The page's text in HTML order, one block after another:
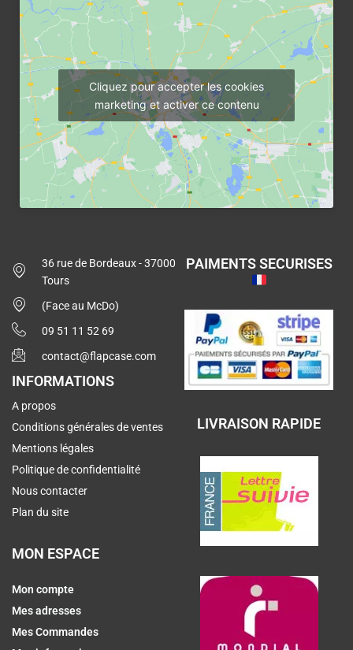
Cliquez pour accepter les cookies
marketing et activer ce contenu
36 rue de Bordeaux - 37000
Tours
(Face au McDo)
09 51 11 52 69
contact@flapcase.com
INFORMATIONS
A propos
Conditions générales de ventes
Mentions légales
Politique de confidentialité
Nous contacter
Plan du site
MON ESPACE
Mon compte
Mes adresses
Mes Commandes
PAIMENTS SECURISES
LIVRAISON RAPIDE